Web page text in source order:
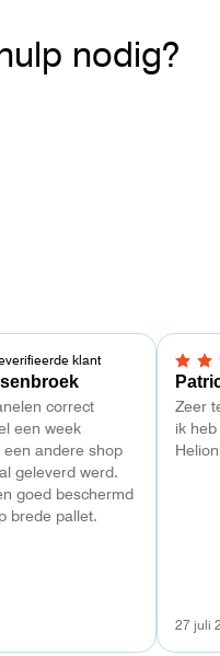
nodig?
klant
correct
een week
andere shop
geleverd werd.
goed beschermd
brede pallet.
5,0
Zeer
ik
27 juli